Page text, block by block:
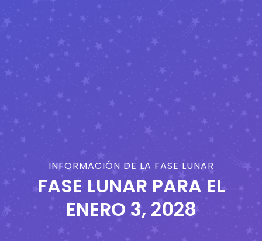
INFORMACIÓN DE LA FASE LUNAR
FASE LUNAR PARA EL
ENERO 3, 2028